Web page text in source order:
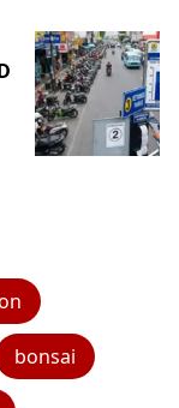
bonsai